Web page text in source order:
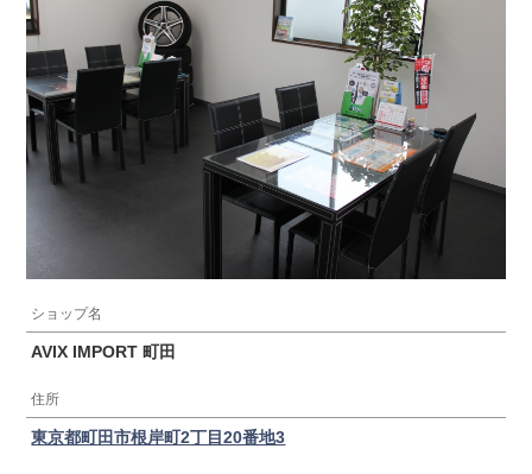
ショップ名
AVIX IMPORT 町田
住所
東京都町田市根岸町2丁目20番地3